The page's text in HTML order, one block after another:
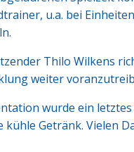
u.a. bei
Thilo Wilkens
weiter
wurde ein
kühle Getränk. Vielen